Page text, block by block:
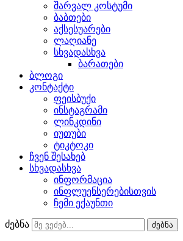
შარვალ კოსტუმი
ბაბთები
აქსესუარები
ლაღიანე
სხვადასხვა
ბარათები
ბლოგი
კონტაქტი
ფეისბუქი
ინსტაგრამი
ლინკდინი
იუთუბი
ტიკტოკი
ჩვენ შესახებ
სხვადასხვა
ინფორმაცია
ინფლუენსერებისთვის
ჩემი ექაუნთი
ძებნა ძებნა